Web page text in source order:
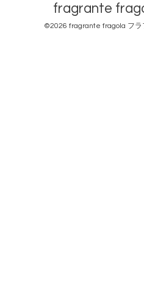
fragrante
©2026 fragrante fragola フラ